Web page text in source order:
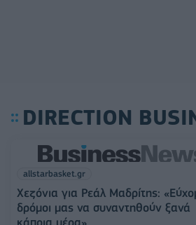
DIRECTION
allstarbasket.gr
Χεζόνια για Ρεάλ Μαδρίτης:
δρόμοι μας να συναντηθούν ξανά
κάποια μέρα»